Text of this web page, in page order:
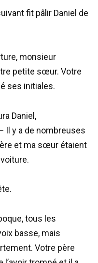
fit pâlir Daniel de
monsieur
petite sœur. Votre
ses initiales.
Daniel,
Il y a de nombreuses
et ma sœur étaient
tous les
basse, mais
Votre père